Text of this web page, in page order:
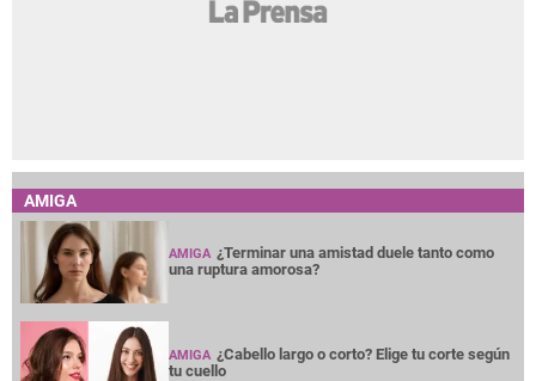
AMIGA
AMIGA ¿Terminar una amistad duele tanto como
una ruptura amorosa?
AMIGA ¿Cabello largo o corto? Elige tu corte según
tu cuello